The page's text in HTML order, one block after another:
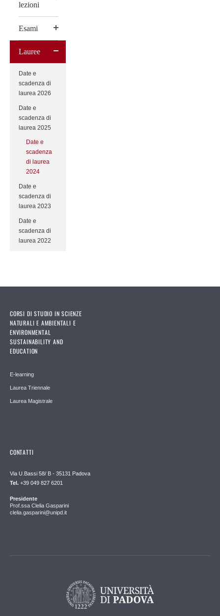
lezioni
Esami
Lauree
Date e
scadenza di
laurea 2026
Date e
scadenza di
laurea 2025
Date e
scadenza
di laurea
2024
Date e
scadenza di
laurea 2023
Date e
scadenza di
laurea 2022
CORSI DI STUDIO IN SCIENZE
NATURALI E AMBIENTALI E
ENVIRONMENTAL
SUSTAINABILITY AND
EDUCATION
E-learning
Laurea Triennale
Laurea Magistrale
CONTATTI
Via U.Bassi 58/ B - 35131 Padova
Tel. +39 049 827 6201
Presidente
Prof.ssa Clelia Gasparini
clelia.gasparini@unipd.it